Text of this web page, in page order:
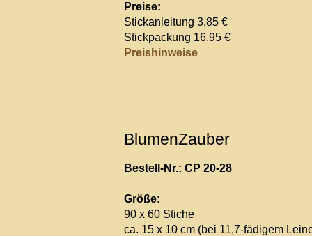
Preise:
Stickanleitung 3,85 €
Stickpackung 16,95 €
Preishinweise
BlumenZauber
Bestell-Nr.: CP 20-28
Größe:
90 x 60 Stiche
ca. 15 x 10 cm (bei 11,7-fädigem